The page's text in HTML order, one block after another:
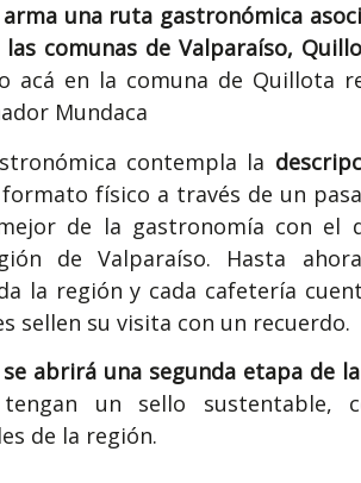
arma una ruta gastronómica
comunas de Valparaíso,
acá en la comuna de Quillota
Mundaca
contempla la
físico a través de un
de la gastronomía con el
de Valparaíso. Hasta
la región y cada cafetería
sellen su visita con un recuerdo.
se abrirá una segunda etapa de
un sello sustentable,
de la región.